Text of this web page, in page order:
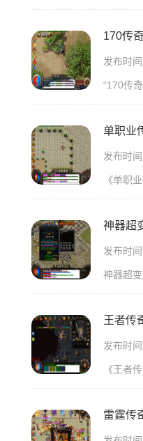
170传
发布时
单职业
发布时
神器超
发布时
王者传
发布时
雷霆传